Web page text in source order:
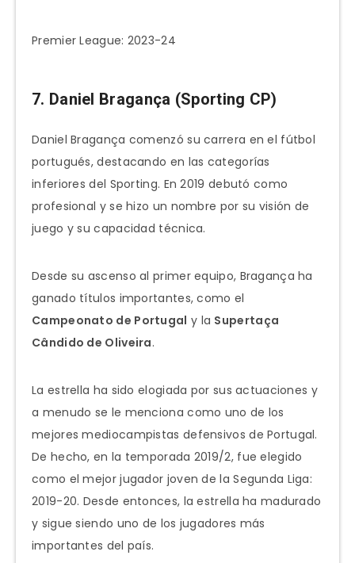
Premier League: 2023-24
7. Daniel Bragança (Sporting CP)
Daniel Bragança comenzó su carrera en el fútbol
portugués, destacando en las categorías
inferiores del Sporting. En 2019 debutó como
profesional y se hizo un nombre por su visión de
juego y su capacidad técnica.
Desde su ascenso al primer equipo, Bragança ha
ganado títulos importantes, como el
Campeonato de Portugal y la Supertaça
Cândido de Oliveira.
La estrella ha sido elogiada por sus actuaciones y
a menudo se le menciona como uno de los
mejores mediocampistas defensivos de Portugal.
De hecho, en la temporada 2019/2, fue elegido
como el mejor jugador joven de la Segunda Liga:
2019-20. Desde entonces, la estrella ha madurado
y sigue siendo uno de los jugadores más
importantes del país.